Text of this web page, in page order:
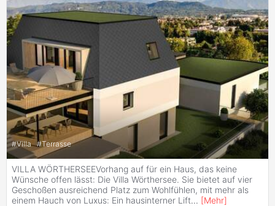
#Villa #Terrasse
VILLA WÖRTHERSEEVorhang auf für ein Haus, das keine
Wünsche offen lässt: Die Villa Wörthersee. Sie bietet auf vier
Geschoßen ausreichend Platz zum Wohlfühlen, mit mehr als
einem Hauch von Luxus: Ein hausinterner Lift... [Mehr]